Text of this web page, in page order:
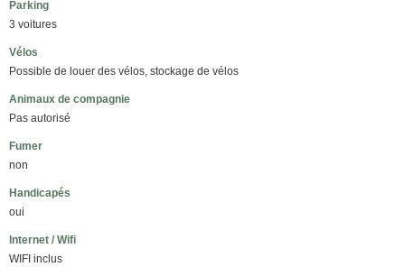
Parking
3 voitures
Vélos
Possible de louer des vélos, stockage de vélos
Animaux de compagnie
Pas autorisé
Fumer
non
Handicapés
oui
Internet / Wifi
WIFI inclus